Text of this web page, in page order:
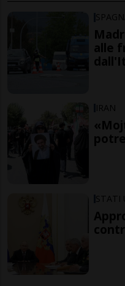
alle
IRAN
STATI